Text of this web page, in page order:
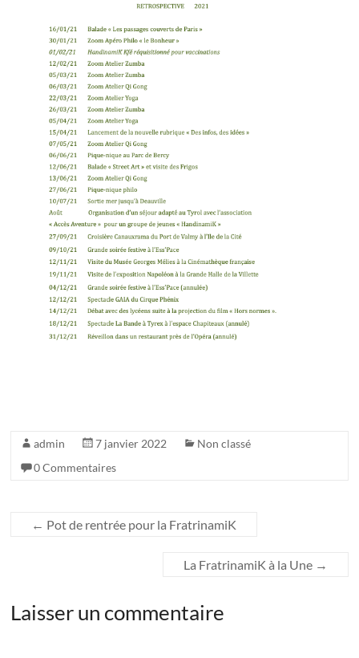
admin 7 janvier 2022
Non classé
0 Commentaires
← Pot de rentrée pour la FratrinamiK
La FratrinamiK à la Une →
Laisser un commentaire